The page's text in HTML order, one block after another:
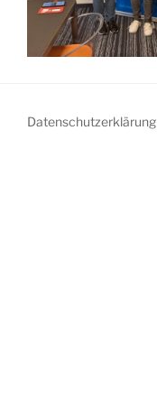
Datenschutzerklärung